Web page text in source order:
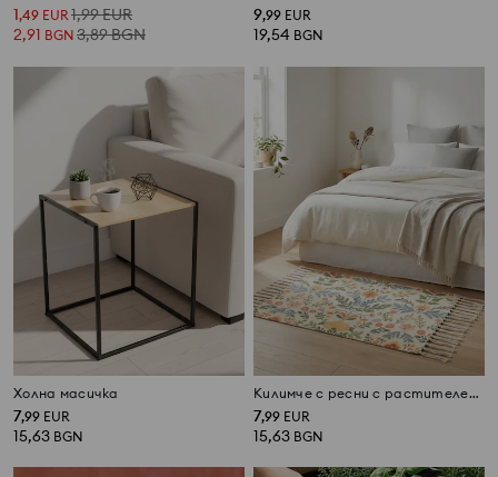
1,49 EUR1,99EUR
2,91 BGN 3,89BGN
9,99 EUR
19,54 BGN
Холна масичка
7,99 EUR
15,63 BGN
Килимче с ресни с растителен мотив
7,99 EUR
15,63 BGN